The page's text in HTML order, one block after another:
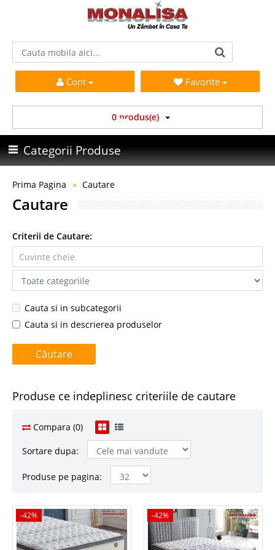
Cont Favorite
0 produs(e)
Categorii Produse
Prima Pagina Cautare
Cautare
Criterii de Cautare:
Cauta si in subcategorii
Cauta si in descrierea produselor
Produse ce indeplinesc criteriile de cautare
Compara (0)
Sortare dupa:
Produse pe pagina:
-42%
-42% -42%